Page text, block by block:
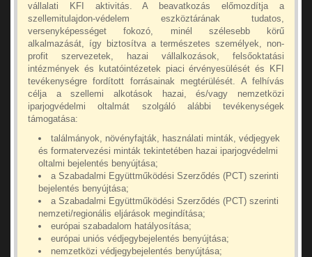
vállalati KFI aktivitás. A beavatkozás előmozdítja a
szellemitulajdon-védelem eszköztárának tudatos,
versenyképességet fokozó, minél szélesebb körű
alkalmazását, így biztosítva a természetes személyek, non-
profit szervezetek, hazai vállalkozások, felsőoktatási
intézmények és kutatóintézetek piaci érvényesülését és KFI
tevékenységre fordított forrásainak megtérülését. A felhívás
célja a szellemi alkotások hazai, és/vagy nemzetközi
iparjogvédelmi oltalmát szolgáló alábbi tevékenységek
támogatása:
találmányok, növényfajták, használati minták, védjegyek
és formatervezési minták tekintetében hazai iparjogvédelmi
oltalmi bejelentés benyújtása;
a Szabadalmi Együttműködési Szerződés (PCT) szerinti
bejelentés benyújtása;
a Szabadalmi Együttműködési Szerződés (PCT) szerinti
nemzeti/regionális eljárások megindítása;
európai szabadalom hatályosítása;
európai uniós védjegybejelentés benyújtása;
nemzetközi védjegybejelentés benyújtása;